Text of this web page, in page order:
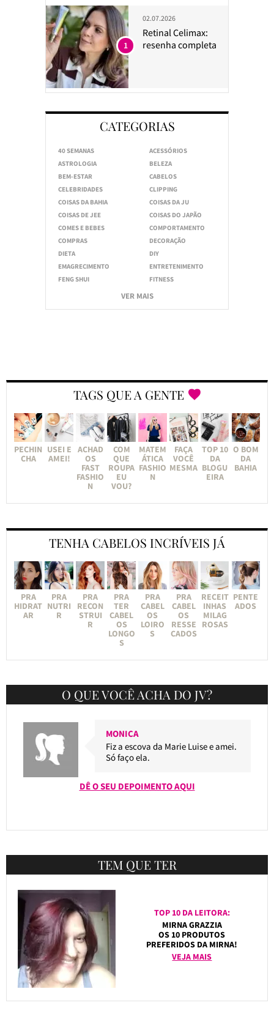
02.07.2026
Retinal Celimax:
resenha completa
1
CATEGORIAS
40 SEMANAS
ACESSÓRIOS
ASTROLOGIA
BELEZA
BEM-ESTAR
CABELOS
CELEBRIDADES
CLIPPING
COISAS DA BAHIA
COISAS DA JU
COISAS DE JEE
COISAS DO JAPÃO
COMES E BEBES
COMPORTAMENTO
COMPRAS
DECORAÇÃO
DIETA
DIY
EMAGRECIMENTO
ENTRETENIMENTO
FENG SHUI
FITNESS
VER MAIS
TAGS QUE A GENTE
PECHIN
CHA
USEI E
AMEI!
ACHAD
OS
FAST
FASHIO
N
COM
QUE
ROUPA
EU
VOU?
MATEM
ÁTICA
FASHIO
N
FAÇA
VOCÊ
MESMA
TOP 10
DA
BLOGU
EIRA
O BOM
DA
BAHIA
TENHA CABELOS INCRÍVEIS JÁ
PRA
HIDRAT
AR
PRA
NUTRI
R
PRA
RECON
STRUI
R
PRA
TER
CABEL
OS
LONGO
S
PRA
CABEL
OS
LOIRO
S
PRA
CABEL
OS
RESSE
CADOS
RECEIT
INHAS
MILAG
ROSAS
PENTE
ADOS
O QUE VOCÊ ACHA DO JV?
MONICA
Fiz a escova da Marie Luise e amei.
Só faço ela.
DÊ O SEU DEPOIMENTO AQUI
TEM QUE TER
TOP 10 DA LEITORA:
MIRNA GRAZZIA
OS 10 PRODUTOS
PREFERIDOS DA MIRNA!
VEJA MAIS